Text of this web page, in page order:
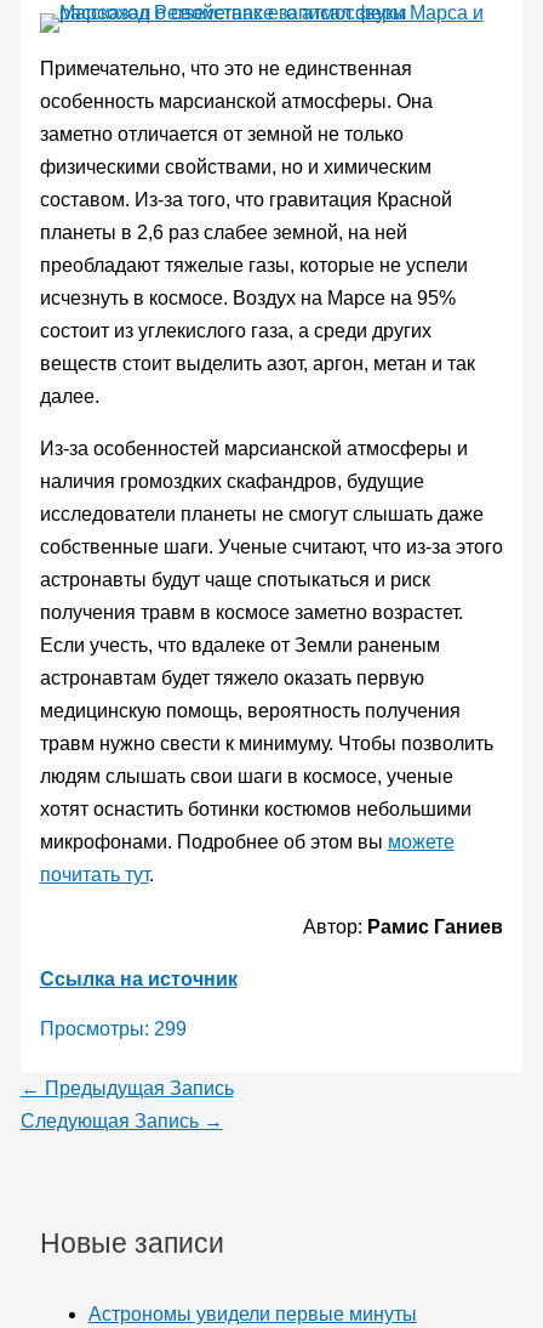
Примечательно, что это не единственная
особенность марсианской атмосферы. Она
заметно отличается от земной не только
физическими свойствами, но и химическим
составом. Из-за того, что гравитация Красной
планеты в 2,6 раз слабее земной, на ней
преобладают тяжелые газы, которые не успели
исчезнуть в космосе. Воздух на Марсе на 95%
состоит из углекислого газа, а среди других
веществ стоит выделить азот, аргон, метан и так
далее.
Из-за особенностей марсианской атмосферы и
наличия громоздких скафандров, будущие
исследователи планеты не смогут слышать даже
собственные шаги. Ученые считают, что из-за этого
астронавты будут чаще спотыкаться и риск
получения травм в космосе заметно возрастет.
Если учесть, что вдалеке от Земли раненым
астронавтам будет тяжело оказать первую
медицинскую помощь, вероятность получения
травм нужно свести к минимуму. Чтобы позволить
людям слышать свои шаги в космосе, ученые
хотят оснастить ботинки костюмов небольшими
микрофонами. Подробнее об этом вы можете
почитать тут.
Автор: Рамис Ганиев
Ссылка на источник
Просмотры: 299
← Предыдущая Запись
Следующая Запись →
Новые записи
Астрономы увидели первые минуты